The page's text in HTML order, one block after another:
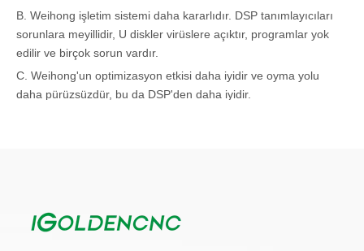
B. Weihong işletim sistemi daha kararlıdır. DSP tanımlayıcıları
sorunlara meyillidir, U diskler virüslere açıktır, programlar yok
edilir ve birçok sorun vardır.
C. Weihong'un optimizasyon etkisi daha iyidir ve oyma yolu
daha pürüzsüzdür, bu da DSP'den daha iyidir.
silindirik kılavuz rayın 30 katına ulaşabilir.